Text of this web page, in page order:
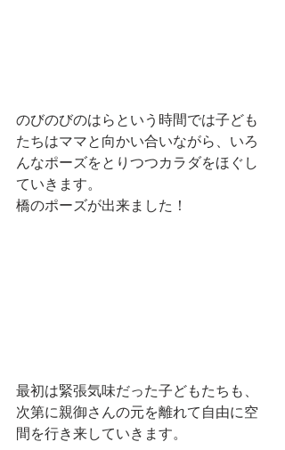
のびのびのはらという時間では子ども
たちはママと向かい合いながら、いろ
んなポーズをとりつつカラダをほぐし
ていきます。
橋のポーズが出来ました！
最初は緊張気味だった子どもたちも、
次第に親御さんの元を離れて自由に空
間を行き来していきます。